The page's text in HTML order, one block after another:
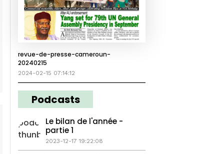
revue-de-presse-cameroun-
20240215
2024-02-15 07:14:12
Podcasts
Le bilan de l'année -
partie 1
2023-12-17 19:22:08